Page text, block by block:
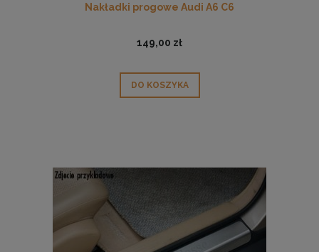
Nakładki progowe Audi A6 C6
149,00 zł
DO KOSZYKA